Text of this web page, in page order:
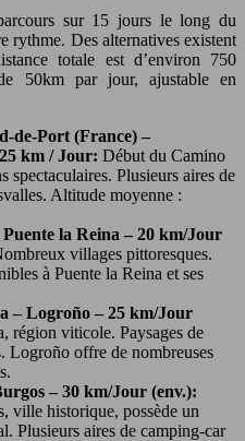
sur 15 jours le long du
rythme. Des alternatives existent
totale est d’environ 750
50km par jour, ajustable en
de-Port (France) –
km / Jour: Début du Camino
spectaculaires. Plusieurs aires de
Altitude moyenne :
la Reina – 20 km/Jour
villages pittoresques.
à Puente la Reina et ses
– Logroño – 25 km/Jour
région viticole. Paysages de
Logroño offre de nombreuses
– 30 km/Jour (env.):
ville historique, possède un
Plusieurs aires de camping-car